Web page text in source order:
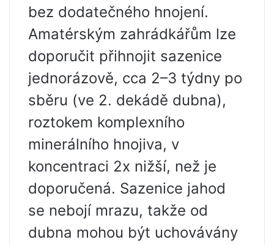
bez dodatečného hnojení.
Amatérským zahrádkářům lze
doporučit přihnojit sazenice
jednorázově, cca 2–3 týdny po
sběru (ve 2. dekádě dubna),
roztokem komplexního
minerálního hnojiva, v
koncentraci 2x nižší, než je
doporučená. Sazenice jahod
se nebojí mrazu, takže od
dubna mohou být uchovávány